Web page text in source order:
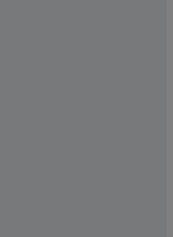
텔
하우스
호텔
스트하우스
호텔